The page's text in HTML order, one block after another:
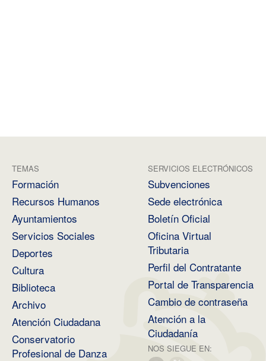
TEMAS
Formación
Recursos Humanos
Ayuntamientos
Servicios Sociales
Deportes
Cultura
Biblioteca
Archivo
Atención Ciudadana
Conservatorio
Profesional de Danza
SERVICIOS ELECTRÓNICOS
Subvenciones
Sede electrónica
Boletín Oficial
Oficina Virtual
Tributaria
Perfil del Contratante
Portal de Transparencia
Cambio de contraseña
Atención a la
Ciudadanía
NOS SIEGUE EN: